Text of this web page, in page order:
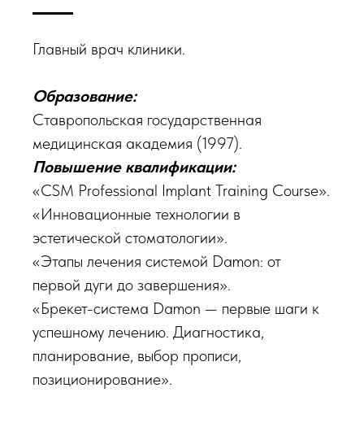
Главный врач клиники.
Образование:
Ставропольская государственная
медицинская академия (1997).
Повышение квалификации:
«CSM Professional Implant Training Course».
«Инновационные технологии в
эстетической стоматологии».
«Этапы лечения системой Damon: от
первой дуги до завершения».
«Брекет-система Damon — первые шаги к
успешному лечению. Диагностика,
планирование, выбор прописи,
позиционирование».